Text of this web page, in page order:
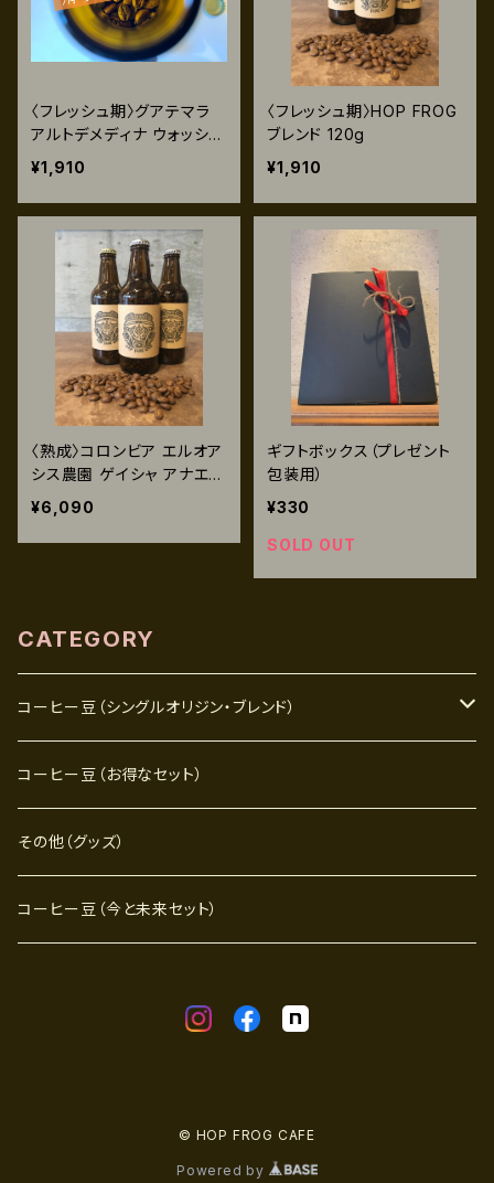
〈フレッシュ期〉グアテマラ
アルトデメディナ ウォッシュ
ト 120g
¥1,910
〈フレッシュ期〉HOP FROG
ブレンド 120g
¥1,910
〈熟成〉コロンビア エルオア
シス農園 ゲイシャ アナエロ
ビック＆ウォッシュト 120g
¥6,090
ギフトボックス（プレゼント
包装用）
¥330
SOLD OUT
CATEGORY
コーヒー豆（シングルオリジン・ブレンド）
フレッシュ期（エイジング期間２ヶ月未満）
熟成期（エイジング期間２ヶ月～半年未満）
円熟期（エイジング期間半年以上）
コーヒー豆（お得なセット）
その他（グッズ）
コーヒー豆（今と未来セット）
© HOP FROG CAFE
Powered by